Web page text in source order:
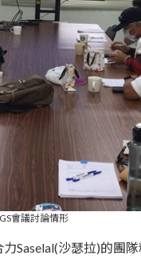
會議討論情形
Saselal(沙瑟拉)的團